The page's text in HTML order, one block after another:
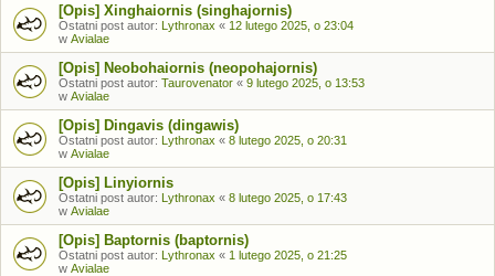
[Opis] Xinghaiornis (singhajornis)
Ostatni post autor: Lythronax « 12 lutego 2025, o 23:04
w Avialae
[Opis] Neobohaiornis (neopohajornis)
Ostatni post autor: Taurovenator « 9 lutego 2025, o 13:53
w Avialae
[Opis] Dingavis (dingawis)
Ostatni post autor: Lythronax « 8 lutego 2025, o 20:31
w Avialae
[Opis] Linyiornis
Ostatni post autor: Lythronax « 8 lutego 2025, o 17:43
w Avialae
[Opis] Baptornis (baptornis)
Ostatni post autor: Lythronax « 1 lutego 2025, o 21:25
w Avialae